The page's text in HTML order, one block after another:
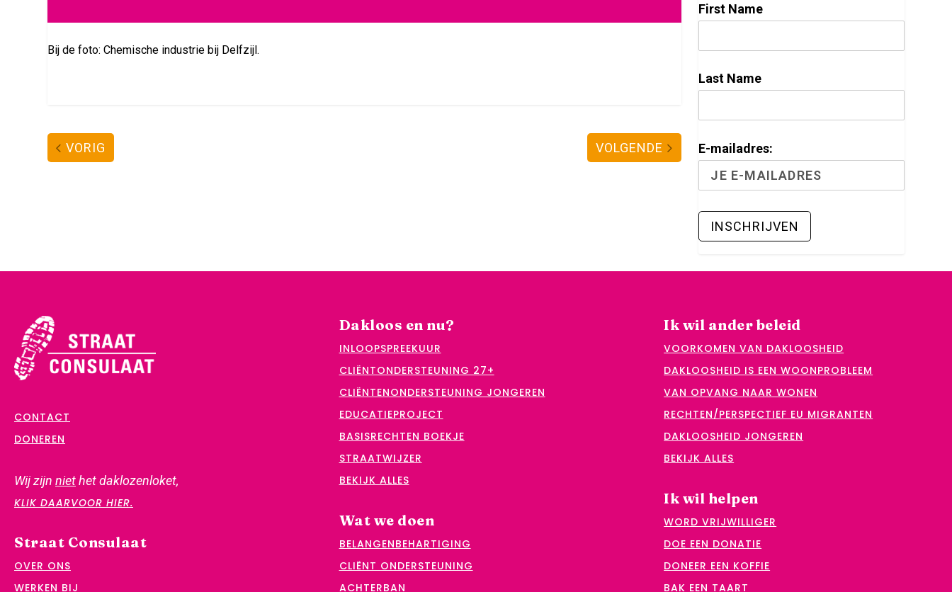
Bij de foto: Chemische industrie bij Delfzijl.
VORIG VOLGENDE
First Name
Last Name
E-mailadres:
CONTACT
DONEREN
Wij zijn niethet daklozenloket,
KLIK DAARVOOR HIER.
Straat Consulaat
OVER ONS
WERKEN BIJ
Dakloos en nu?
INLOOPSPREEKUUR
CLIËNTONDERSTEUNING 27+
CLIËNTENONDERSTEUNING JONGEREN
EDUCATIEPROJECT
BASISRECHTEN BOEKJE
STRAATWIJZER
BEKIJK ALLES
Wat we doen
BELANGENBEHARTIGING
CLIËNT ONDERSTEUNING
ACHTERBAN
Ik wil ander beleid
VOORKOMEN VAN DAKLOOSHEID
DAKLOOSHEID IS EEN WOONPROBLEEM
VAN OPVANG NAAR WONEN
RECHTEN/PERSPECTIEF EU MIGRANTEN
DAKLOOSHEID JONGEREN
BEKIJK ALLES
Ik wil helpen
WORD VRIJWILLIGER
DOE EEN DONATIE
DONEER EEN KOFFIE
BAK EEN TAART